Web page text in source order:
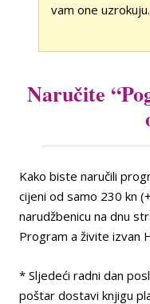
vam one uzrokuju.
Naručite
Kako biste naručili
cijeni od samo 230 kn
narudžbenicu na dnu
Program a živite izvan
* Sljedeći radni dan
poštar dostavi knjigu